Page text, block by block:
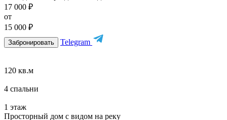
17 000 ₽
от
15 000 ₽
Забронировать Telegram
120 кв.м
4 спальни
1 этаж
Просторный дом с видом на реку